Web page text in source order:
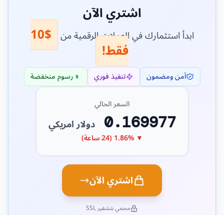
اشتري الآن
ابدأ استثمارك في العملات الرقمية من $10
فقط!
آمن ومضمون تنفيذ فوري
رسوم منخفضة
السعر الحالي
0.169977 دولار امريكي
▼ 1.86% (24 ساعة)
اشتري الآن
محمي بتشفير SSL